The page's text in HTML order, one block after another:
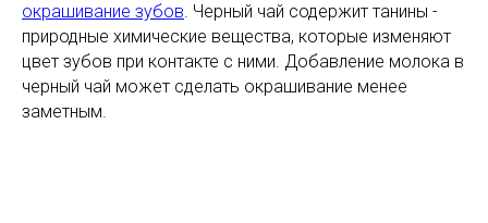
окрашивание зубов. Черный чай содержит танины -
природные химические вещества, которые изменяют
цвет зубов при контакте с ними. Добавление молока в
черный чай может сделать окрашивание менее
заметным.